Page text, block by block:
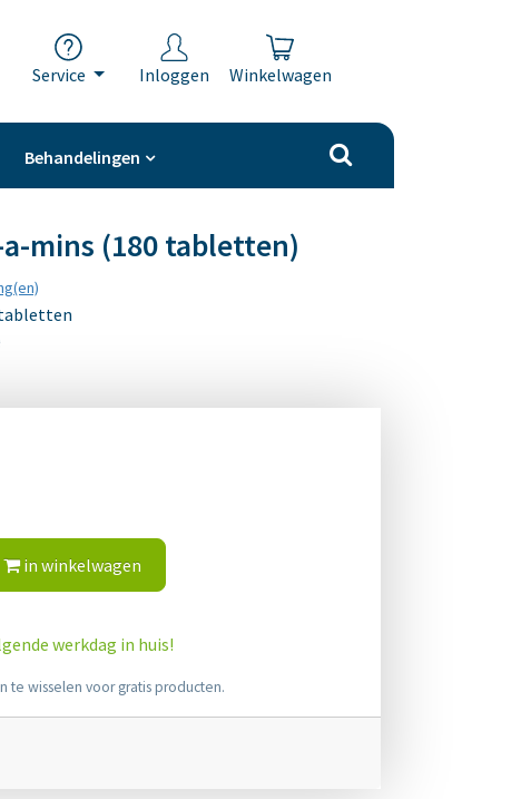
Service Inloggen Winkelwagen
Behandelingen
mins (180 tabletten)
in winkelwagen
werkdag in huis!
te wisselen voor gratis producten.